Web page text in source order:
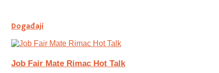
Događaji
Job Fair Mate Rimac Hot Talk